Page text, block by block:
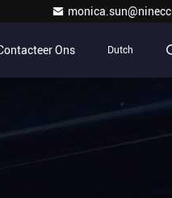
Ons Dutch